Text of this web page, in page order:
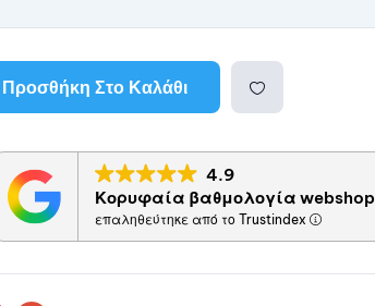
Προσθήκη Στο Καλάθι
ήκη
στη
4.9
Κορυφαία βαθμολογία webshop
επαληθεύτηκε από το Trustindex